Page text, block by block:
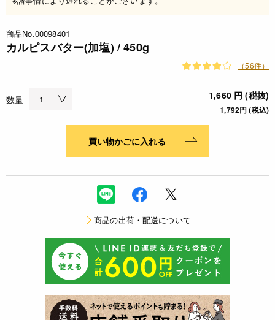
商品No.00098401
カルピスバター(加塩) / 450g
（56件）
数量 1,660 円 (税抜)
1,792円 (税込)
買い物かごに入れる
商品の出荷・配送について